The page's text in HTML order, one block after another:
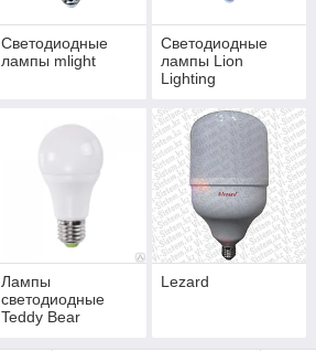
Светодиодные
лампы mlight
Светодиодные
лампы Lion
Lighting
Лампы
светодиодные
Teddy Bear
Lezard